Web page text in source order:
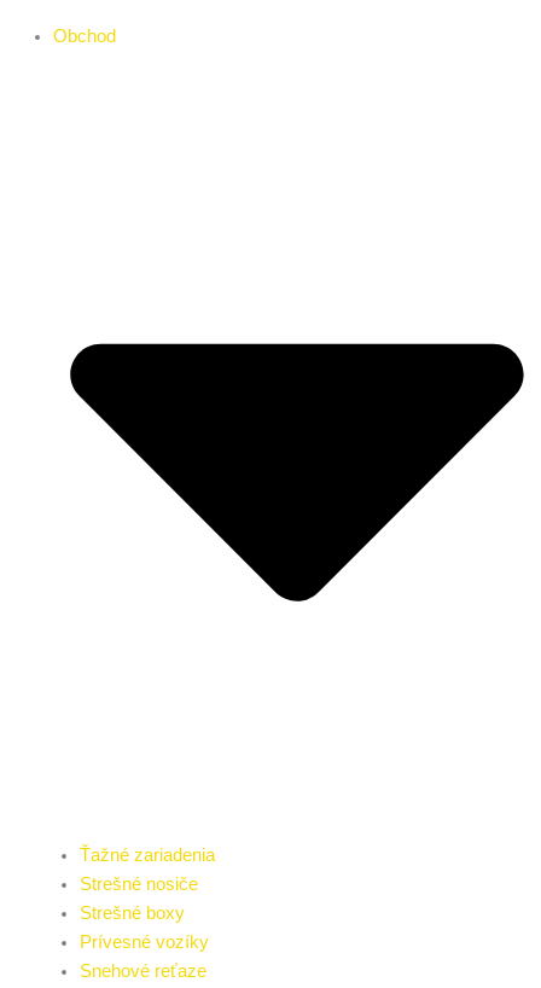
Obchod
Ťažné zariadenia
Strešné nosiče
Strešné boxy
Prívesné vozíky
Snehové reťaze